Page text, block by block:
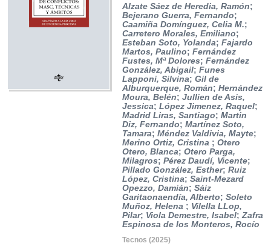
Alzate Sáez de Heredia, Ramón;
Bejerano Guerra, Fernando;
Caamiña Domínguez, Celia M.;
Carretero Morales, Emiliano;
Esteban Soto, Yolanda; Fajardo
Martos, Paulino; Fernández
Fustes, Mª Dolores; Fernández
González, Abigail; Funes
Lapponi, Silvina; Gil de
Alburquerque, Román; Hernández
Moura, Belén; Jullien de Asis,
Jessica; López Jimenez, Raquel;
Madrid Liras, Santiago; Martin
Diz, Fernando; Martínez Soto,
Tamara; Méndez Valdivia, Mayte;
Merino Ortiz, Cristina ; Otero
Otero, Blanca; Otero Parga,
Milagros; Pérez Daudí, Vicente;
Pillado González, Esther; Ruiz
López, Cristina; Saint-Mezard
Opezzo, Damián; Sáiz
Garitaonaendía, Alberto; Soleto
Muñoz, Helena ; Vilella LLop,
Pilar; Viola Demestre, Isabel; Zafra
Espinosa de los Monteros, Rocío
Tecnos (2025)